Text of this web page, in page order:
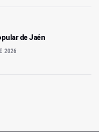
de Jaén
2026